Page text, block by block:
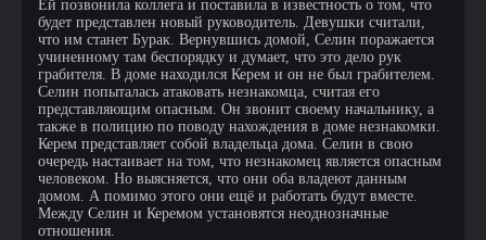
Ей позвонила коллега и поставила в известность о том, что
будет представлен новый руководитель. Девушки считали,
что им станет Бурак. Вернувшись домой, Селин поражается
учиненному там беспорядку и думает, что это дело рук
грабителя. В доме находился Керем и он не был грабителем.
Селин попыталась атаковать незнакомца, считая его
представляющим опасным. Он звонит своему начальнику, а
также в полицию по поводу нахождения в доме незнакомки.
Керем представляет собой владельца дома. Селин в свою
очередь настаивает на том, что незнакомец является опасным
человеком. Но выясняется, что они оба владеют данным
домом. А помимо этого они ещё и работать будут вместе.
Между Селин и Керемом установятся неоднозначные
отношения.